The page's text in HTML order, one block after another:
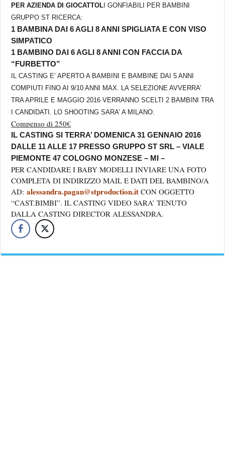
PER AZIENDA DI GIOCATTOLI GONFIABILI PER BAMBINI
GRUPPO ST RICERCA:
1 BAMBINA DAI 6 AGLI 8 ANNI SPIGLIATA E CON VISO
SIMPATICO
1 BAMBINO DAI 6 AGLI 8 ANNI CON FACCIA DA
“FURBETTO”
IL CASTING E’ APERTO A BAMBINI E BAMBINE DAI 5 ANNI
COMPIUTI FINO AI 9/10 ANNI MAX. LA SELEZIONE AVVERRA’
TRA APRILE E MAGGIO 2016 VERRANNO SCELTI 2 BAMBINI TRA
I CANDIDATI. LO SHOOTING SARA’ A MILANO.
Compenso di 250€
IL CASTING SI TERRA’ DOMENICA 31 GENNAIO 2016
DALLE 11 ALLE 17 PRESSO GRUPPO ST SRL – VIALE
PIEMONTE 47 COLOGNO MONZESE – MI –
PER CANDIDARE I BABY MODELLI INVIARE UNA FOTO
COMPLETA DI INDIRIZZO MAIL E DATI DEL BAMBINO/A
AD: alessandra.pagan@stproduction.it CON OGGETTO
“CAST.BIMBI”. IL CASTING VIDEO SARA’ TENUTO
DALLA CASTING DIRECTOR ALESSANDRA.